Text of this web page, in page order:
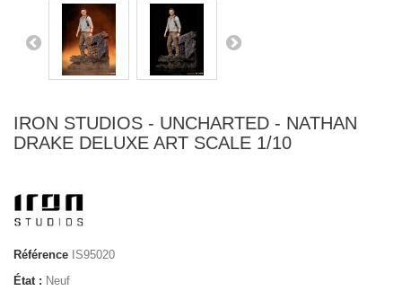
IRON STUDIOS - UNCHARTED - NATHAN
DRAKE DELUXE ART SCALE 1/10
Référence IS95020
État : Neuf